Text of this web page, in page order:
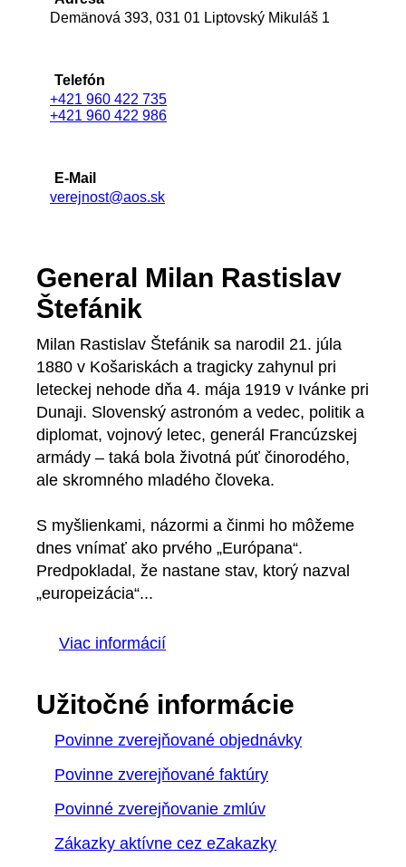
Demänová 393, 031 01 Liptovský Mikuláš 1
Telefón
+421 960 422 735
+421 960 422 986
E-Mail
verejnost@aos.sk
General Milan Rastislav
Štefánik
Milan Rastislav Štefánik sa narodil 21. júla
1880 v Košariskách a tragicky zahynul pri
leteckej nehode dňa 4. mája 1919 v Ivánke pri
Dunaji. Slovenský astronóm a vedec, politik a
diplomat, vojnový letec, generál Francúzskej
armády – taká bola životná púť činorodého,
ale skromného mladého človeka.
S myšlienkami, názormi a činmi ho môžeme
dnes vnímať ako prvého „Európana“.
Predpokladal, že nastane stav, ktorý nazval
„europeizácia“...
Viac informácií
Užitočné informácie
Povinne zverejňované objednávky
Povinne zverejňované faktúry
Povinné zverejňovanie zmlúv
Zákazky aktívne cez eZakazky